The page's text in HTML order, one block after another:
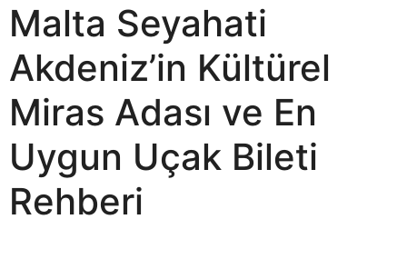
Malta Seyahati
Akdeniz’in Kültürel
Miras Adası ve En
Uygun Uçak Bileti
Rehberi